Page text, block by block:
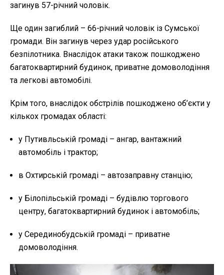
загинув 57-річний чоловік.
Ще один загиблий – 66-річний чоловік із Сумської
громади. Він загинув через удар російського
безпілотника. Внаслідок атаки також пошкоджено
багатоквартирний будинок, приватне домоволодіння
та легкові автомобілі.
Крім того, внаслідок обстрілів пошкоджено об’єкти у
кількох громадах області:
у Путивльській громаді – ангар, вантажний
автомобіль і трактор;
в Охтирській громаді – автозаправну станцію;
у Білопільській громаді – будівлю торгового
центру, багатоквартирний будинок і автомобіль;
у Серединобудській громаді – приватне
домоволодіння.